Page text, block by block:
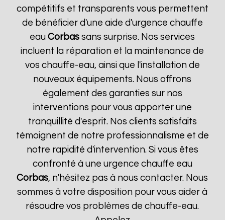
compétitifs et transparents vous permettent
de bénéficier d'une aide d'urgence chauffe
eauCorbas sans surprise. Nos services
incluent la réparation et la maintenance de
vos chauffe-eau, ainsi que l'installation de
nouveaux équipements. Nous offrons
également des garanties sur nos
interventions pour vous apporter une
tranquillité d'esprit. Nos clients satisfaits
témoignent de notre professionnalisme et de
notre rapidité d'intervention. Si vous êtes
confronté à une urgence chauffe eau
Corbas, n'hésitez pas à nous contacter. Nous
sommes à votre disposition pour vous aider à
résoudre vos problèmes de chauffe-eau.